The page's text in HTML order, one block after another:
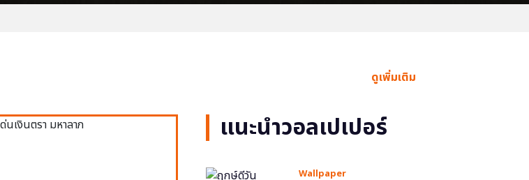
ดูเพิ่มเติม
แนะนำวอลเปเปอร์
Wallpaper